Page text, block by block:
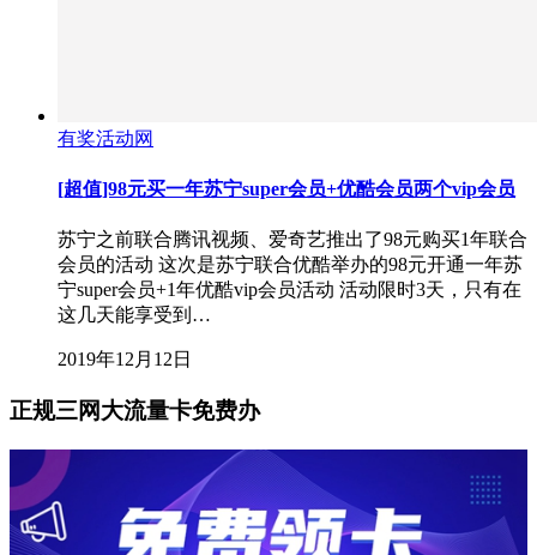
有奖活动网
[超值]98元买一年苏宁super会员+优酷会员两个vip会员
苏宁之前联合腾讯视频、爱奇艺推出了98元购买1年联合
会员的活动 这次是苏宁联合优酷举办的98元开通一年苏
宁super会员+1年优酷vip会员活动 活动限时3天，只有在
这几天能享受到…
2019年12月12日
正规三网大流量卡免费办